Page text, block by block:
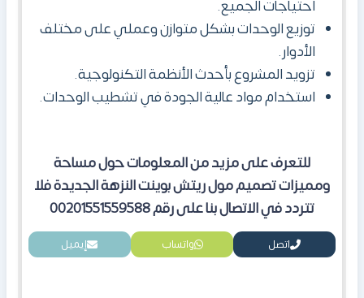
احتياجات الجميع.
توزيع الوحدات بشكل متوازن وعملي على مختلف
الأدوار.
تزويد المشروع بأحدث الأنظمة التكنولوجية.
استخدام مواد عالية الجودة في تشطيب الوحدات.
للتعرف على مزيد من المعلومات حول مساحة
ومميزات تصميم مول ريتش بوينت النزهة الجديدة فلا
تتردد في الاتصال بنا على رقم 00201551559588
اتصل واتساب إيميل